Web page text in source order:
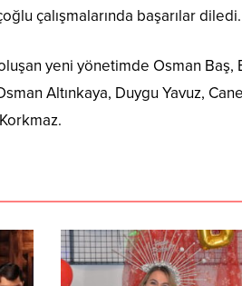
çalışmalarında başarılar diledi.
yeni yönetimde Osman Baş,
Altınkaya, Duygu Yavuz,